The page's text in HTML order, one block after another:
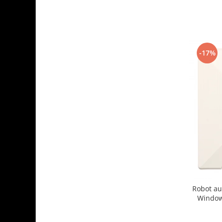
-17%
Robot